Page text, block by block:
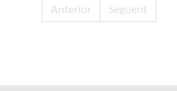
Anterior Següent